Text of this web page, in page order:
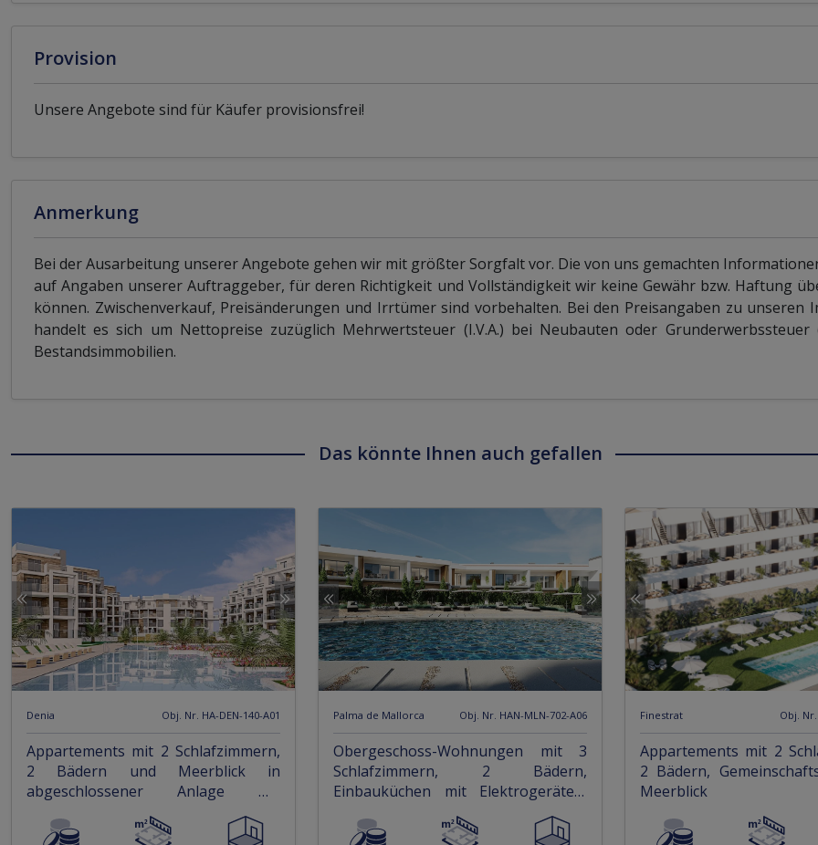
Provision
Unsere Angebote sind für Käufer provisionsfrei!
Anmerkung
Bei der Ausarbeitung unserer Angebote gehen wir mit größter Sorgfalt vor. Die von uns gemachten
auf Angaben unserer Auftraggeber, für deren Richtigkeit und Vollständigkeit wir keine Gewähr bzw. Haftung
können. Zwischenverkauf, Preisänderungen und Irrtümer sind vorbehalten. Bei den Preisangaben zu unseren
handelt es sich um Nettopreise zuzüglich Mehrwertsteuer (I.V.A.) bei Neubauten oder Grunderwerbssteuer
Bestandsimmobilien.
Das könnte Ihnen auch gefallen
Denia Obj. Nr. HA-DEN-140-A01
Appartements mit 2 Schlafzimmern,
2 Bädern und Meerblick in
abgeschlossener Anlage mit
Gemeinschaftspool direkt am Strand
Palma de Mallorca Obj. Nr. HAN-MLN-702-A06
Obergeschoss-Wohnungen mit 3
Schlafzimmern, 2 Bädern,
Einbauküchen mit Elektrogeräten,
Klimaanlage und
Tiefgaragenstellplatz nur 400 m vom
Finestrat Obj. Nr.
Appartements mit 2
2 Bädern,
Meerblick